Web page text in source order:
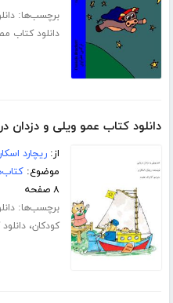
برچسب‌ها:
دانلود کتاب
دانلود کتاب عمو ویلی و دزدان
از:ریچارد
موضوع:
۸ صفحه
برچسب‌ها:
کودکان،